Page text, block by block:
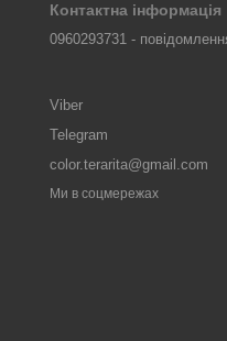
Контактна інформація
0960293731 -
Viber
Telegram
color.terarita@gmail.com
Ми в соцмережах